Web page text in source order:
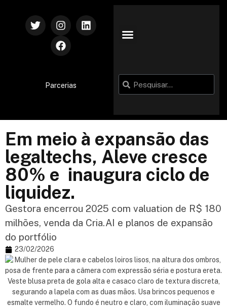
Parcerias
Em meio à expansão das
legaltechs, Aleve cresce
80% e inaugura ciclo de
liquidez.
Gestora encerrou 2025 com valuation de R$ 180
milhões, venda da Cria.AI e planos de expansão
do portfólio
23/02/2026